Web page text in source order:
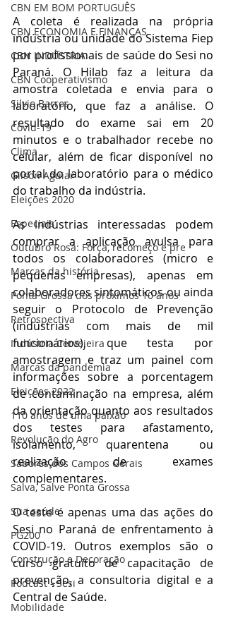
CBN EM BOM PORTUGUÊS
CBN ECONOMIA E FINANÇAS
CBN INDÚSTRIA
CBN Cooperativismo
Silvio Barros
Covid-19
Clima
Gilson Aguiar
Eleições 2020
Especiais
Outubro Rosa: Força, recomeço e pre
Marcas da história
Ponta Grossa dos próximos 10 anos
Retrospectiva
Indústria Cervejeira
Marcas da pandemia
Eleições 2022
110 anos de uma paixão
Revolução do Agro
Sabores dos Campos Gerais
Salva, Salve Ponta Grossa
Sua saúde
PG200
Construção e Decoração
Podcast - Sesi
Mobilidade
A coleta é realizada na própria
indústria ou unidade do Sistema Fiep
por profissionais de saúde do Sesi no
Paraná. O Hilab faz a leitura da
amostra coletada e envia para o
laboratório, que faz a análise. O
resultado do exame sai em 20
minutos e o trabalhador recebe no
celular, além de ficar disponível no
portal do laboratório para o médico
do trabalho da indústria.
As indústrias interessadas podem
comprar a aplicação avulsa para
todos os colaboradores (micro e
pequenas empresas), apenas em
colaboradores sintomáticos ou ainda
seguir o Protocolo de Prevenção
(indústrias com mais de mil
funcionários), que testa por
amostragem e traz um painel com
informações sobre a porcentagem
de contaminação na empresa, além
da orientação quanto aos resultados
dos testes para afastamento,
isolamento, quarentena ou
realização de exames
complementares.
O teste é apenas uma das ações do
Sesi no Paraná de enfrentamento à
COVID-19. Outros exemplos são o
curso gratuito de capacitação de
prevenção, a consultoria digital e a
Central de Saúde.